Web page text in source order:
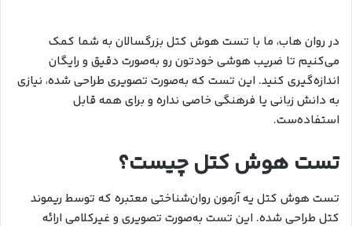
در روان هاب، ما با تست هوش کتل بزرگسالان به شما کمک
می‌کنیم تا ضریب هوشی خودتون رو به‌صورت دقیق و رایگان
اندازه‌گیری کنید. این تست که به‌صورت تصویری طراحی شده، نیازی
به دانش زبانی یا فرهنگی خاصی نداره و برای همه قابل
استفاده‌ست.
تست هوش کتل چیست؟
تست هوش کتل یه آزمون روان‌شناختی معتبره که توسط ریموند
کتل طراحی شده. این تست به‌صورت تصویری و غیرکلامی ارائه